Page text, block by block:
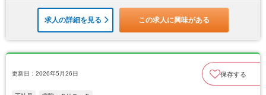
求人の詳細を見る この求人に興味がある
更新日：2026年5月26日 保存する